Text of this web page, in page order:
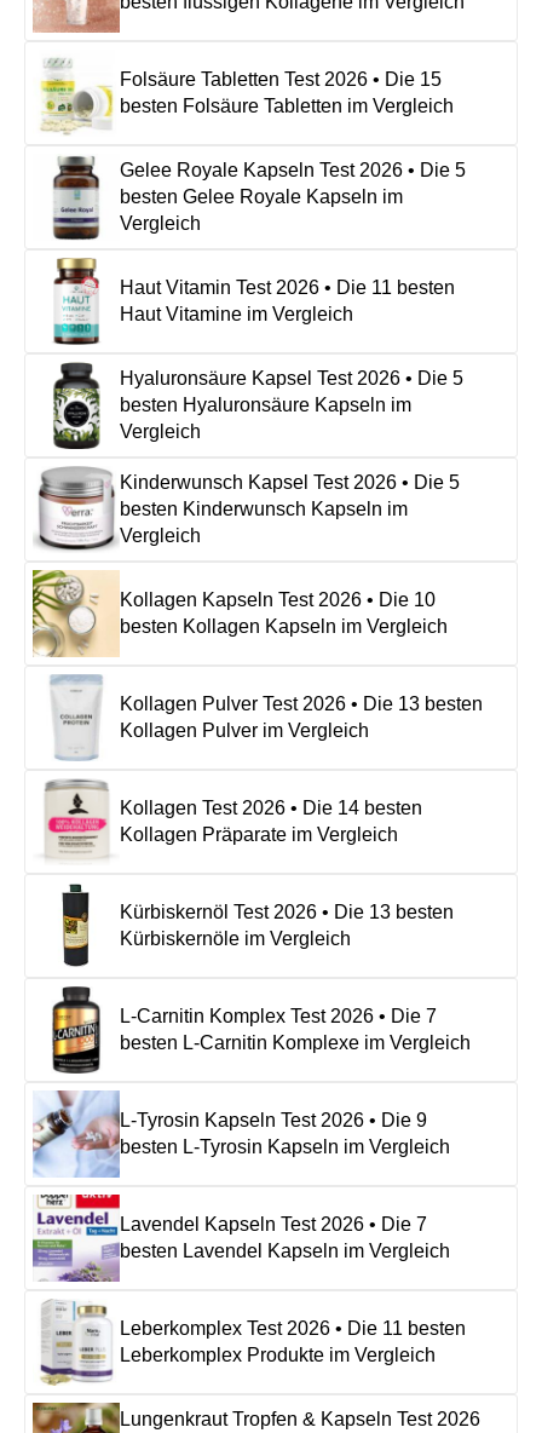
Folsäure Tabletten Test 2026 • Die 15
besten Folsäure Tabletten im Vergleich
Gelee Royale Kapseln Test 2026 • Die 5
besten Gelee Royale Kapseln im
Vergleich
Haut Vitamin Test 2026 • Die 11 besten
Haut Vitamine im Vergleich
Hyaluronsäure Kapsel Test 2026 • Die 5
besten Hyaluronsäure Kapseln im
Vergleich
Kinderwunsch Kapsel Test 2026 • Die 5
besten Kinderwunsch Kapseln im
Vergleich
Kollagen Kapseln Test 2026 • Die 10
besten Kollagen Kapseln im Vergleich
Kollagen Pulver Test 2026 • Die 13 besten
Kollagen Pulver im Vergleich
Kollagen Test 2026 • Die 14 besten
Kollagen Präparate im Vergleich
Kürbiskernöl Test 2026 • Die 13 besten
Kürbiskernöle im Vergleich
L-Carnitin Komplex Test 2026 • Die 7
besten L-Carnitin Komplexe im Vergleich
L-Tyrosin Kapseln Test 2026 • Die 9
besten L-Tyrosin Kapseln im Vergleich
Lavendel Kapseln Test 2026 • Die 7
besten Lavendel Kapseln im Vergleich
Leberkomplex Test 2026 • Die 11 besten
Leberkomplex Produkte im Vergleich
Lungenkraut Tropfen & Kapseln Test 2026